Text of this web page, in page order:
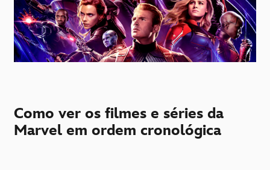
Como ver os filmes e séries da
Marvel em ordem cronológica